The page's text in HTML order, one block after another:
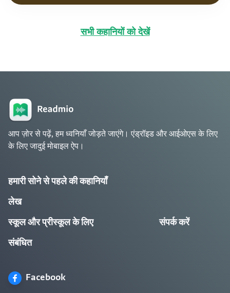
सभी कहानियों को देखें
आप ज़ोर से पढ़ें, हम ध्वनियाँ जोड़ते जाएंगे। एंड्रॉइड और आईओएस के लिए
के लिए जादुई मोबाइल ऐप।
हमारी सोने से पहले की कहानियाँ
लेख
स्कूल और प्रीस्कूल के लिए
संबंधित
संपर्क करें
Facebook